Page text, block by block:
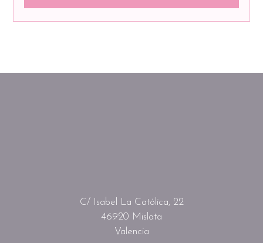
C/ Isabel La Católica, 22
46920 Mislata
Valencia